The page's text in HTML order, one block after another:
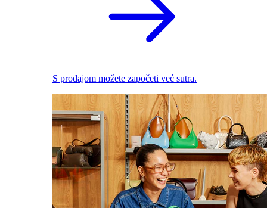
S prodajom možete započeti već sutra.